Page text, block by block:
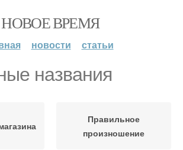
НОВОЕ ВРЕМЯ
новости статьи
названия
Правильное
произношение